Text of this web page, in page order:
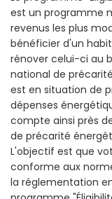
est un programme
revenus les plus
bénéficier d'un
rénover celui-ci au
national de
est en situation de
dépenses
compte ainsi près
de précarité
L'objectif est que
conforme aux
la réglementation